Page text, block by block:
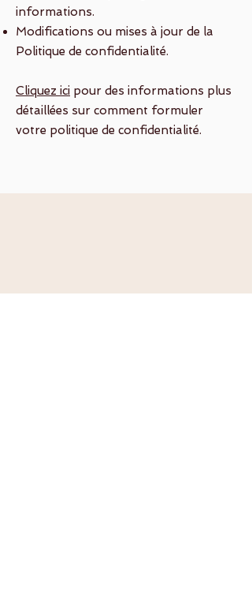
informations.
Modifications ou mises à jour de la
Politique de confidentialité.
Cliquez ici pour des informations plus
détaillées sur comment formuler
votre politique de confidentialité.